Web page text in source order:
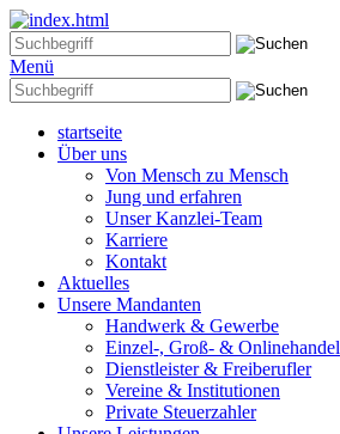
Menü
startseite
Über uns
Von Mensch zu Mensch
Jung und erfahren
Unser Kanzlei-Team
Karriere
Kontakt
Aktuelles
Unsere Mandanten
Handwerk & Gewerbe
Einzel-, Groß- & Onlinehandel
Dienstleister & Freiberufler
Vereine & Institutionen
Private Steuerzahler